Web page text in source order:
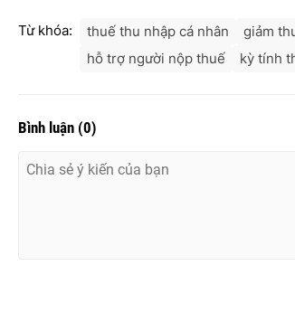
Từ khóa: thuế thu nhập cá nhân giảm
hỗ trợ người nộp thuế
kỳ tính
Bình luận (0)